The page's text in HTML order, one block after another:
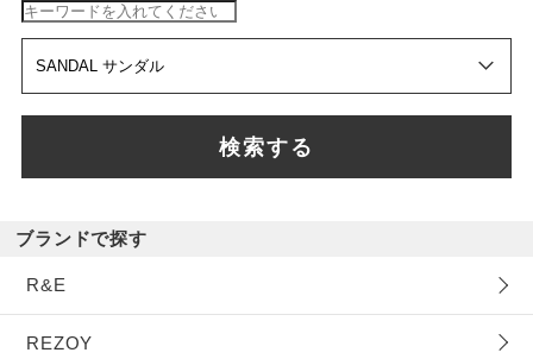
検索する
ブランドで探す
R&E
REZOY